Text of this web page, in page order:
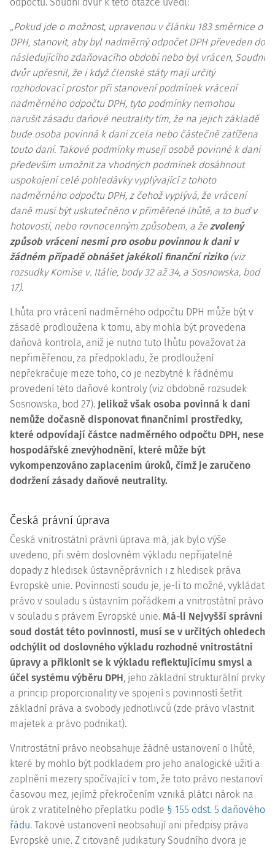
„Pokud jde o možnost, upravenou v článku 183 směrnice o
DPH, stanovit, aby byl nadměrný odpočet DPH převeden do
následujícího zdaňovacího období nebo byl vrácen, Soudní
dvůr upřesnil, že i když členské státy mají určitý
rozhodovací prostor při stanovení podmínek vrácení
nadměrného odpočtu DPH, tyto podmínky nemohou
narušit zásadu daňové neutrality tím, že na jejich základě
bude osoba povinná k dani zcela nebo částečně zatížena
touto daní. Takové podmínky musejí osobě povinné k dani
především umožnit za vhodných podmínek dosáhnout
uspokojení celé pohledávky vyplývající z tohoto
nadměrného odpočtu DPH, z čehož vyplývá, že vrácení
daně musí být uskutečněno v přiměřené lhůtě, a to buď v
hotovosti, nebo rovnocenným způsobem, a že zvolený
způsob vrácení nesmí pro osobu povinnou k dani v
žádném případě obnášet jakékoli finanční riziko(viz
rozsudky Komise v. Itálie, body 32 až 34, a Sosnowska, bod
17).
Lhůta pro vrácení nadměrného odpočtu DPH může být v
zásadě prodloužena k tomu, aby mohla být provedena
daňová kontrola, aniž je nutno tuto lhůtu považovat za
nepřiměřenou, za předpokladu, že prodloužení
nepřekračuje meze toho, co je nezbytné k řádnému
provedení této daňové kontroly (viz obdobně rozsudek
Sosnowska, bod 27). Jelikož však osoba povinná k dani
nemůže dočasně disponovat finančními prostředky,
které odpovídají částce nadměrného odpočtu DPH, nese
hospodářské znevýhodnění, které může být
vykompenzováno zaplacením úroků, čímž je zaručeno
dodržení zásady daňové neutrality.
Česká právní úprava
Česká vnitrostátní právní úprava má, jak bylo výše
uvedeno, při svém doslovném výkladu nepřijatelné
dopady z hledisek ústavněprávních i z hledisek práva
Evropské unie. Povinností soudu je, je-li to možné, vykládat
právo v souladu s ústavním pořádkem a vnitrostátní právo
v souladu s právem Evropské unie. Má-li Nejvyšší správní
soud dostát této povinnosti, musí se v určitých ohledech
odchýlit od doslovného výkladu rozhodné vnitrostátní
úpravy a přiklonit se k výkladu reflektujícímu smysl a
účel systému výběru DPH, jeho základní strukturální prvky
a princip proporcionality ve spojení s povinností šetřit
základní práva a svobody jednotlivců (zde právo vlastnit
majetek a právo podnikat).
Vnitrostátní právo neobsahuje žádné ustanovení o lhůtě,
které by mohlo být podkladem pro jeho analogické užití a
zaplnění mezery spočívající v tom, že toto právo nestanoví
časovou mez, jejímž překročením vzniká plátci nárok na
úrok z vratitelného přeplatku podle § 155 odst. 5 daňového
řádu. Takové ustanovení neobsahují ani předpisy práva
Evropské unie. Z citované judikatury Soudního dvora je